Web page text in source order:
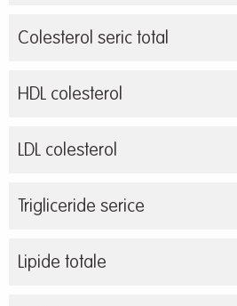
Colesterol seric total
HDL colesterol
LDL colesterol
Trigliceride serice
Lipide totale